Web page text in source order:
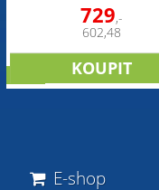
729,-
602,48
E-shop